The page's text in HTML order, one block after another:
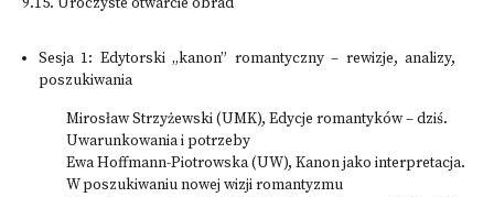
9.15. Uroczyste otwarcie obrad
Sesja 1: Edytorski „kanon” romantyczny – rewizje, analizy,
poszukiwania
Mirosław Strzyżewski (UMK), Edycje romantyków – dziś.
Uwarunkowania i potrzeby
Ewa Hoffmann-Piotrowska (UW), Kanon jako interpretacja.
W poszukiwaniu nowej wizji romantyzmu